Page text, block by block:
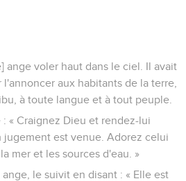
ange voler haut dans le ciel. Il avait
aux habitants de la terre,
à toute langue et à tout peuple.
« Craignez Dieu et rendez-lui
jugement est venue. Adorez celui
mer et les sources d'eau. »
le suivit en disant : « Elle est